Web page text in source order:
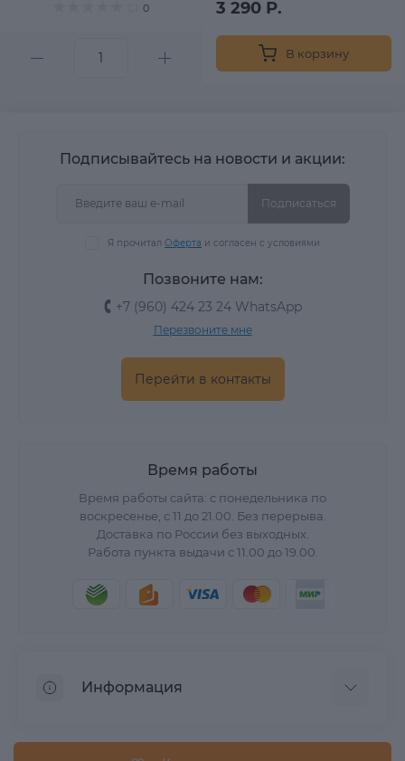
0 3 290 Р.
В корзину
Подписывайтесь на новости и акции:
Подписаться
Я прочитал Оферта и согласен с условиями
Позвоните нам:
+7 (960) 424 23 24 WhatsApp
Перезвоните мне
Перейти в контакты
Время работы
Время работы сайта: с понедельника по
воскресенье, с 11 до 21.00. Без перерыва.
Доставка по России без выходных.
Работа пункта выдачи с 11.00 до 19.00.
Информация